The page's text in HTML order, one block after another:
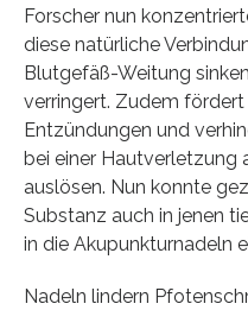
Forscher nun
diese natürliche
Blutgefäß-Weitung
verringert. Zudem
Entzündungen und
bei einer Hautverletzung
auslösen. Nun konnte
Substanz auch in jenen
in die Akupunkturnadeln
Nadeln lindern